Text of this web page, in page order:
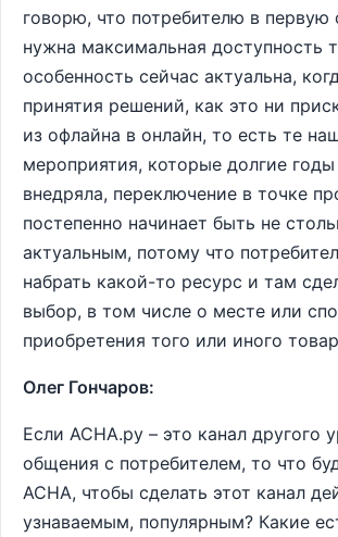
говорю, что потребителю в первую
нужна максимальная доступность
особенность сейчас актуальна,
принятия решений, как это ни
из офлайна в онлайн, то есть те
мероприятия, которые долгие
внедряла, переключение в точке
постепенно начинает быть не
актуальным, потому что
набрать какой-то ресурс и там
выбор, в том числе о месте или
приобретения того или иного
Олег Гончаров:
Если АСНА.ру – это канал другого
общения с потребителем, то что
АСНА, чтобы сделать этот канал
узнаваемым, популярным? Какие